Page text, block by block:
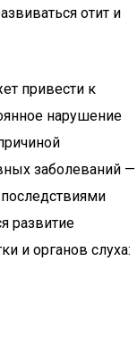
отит и
привести к
нарушение
заболеваний —
развитие
и органов слуха: